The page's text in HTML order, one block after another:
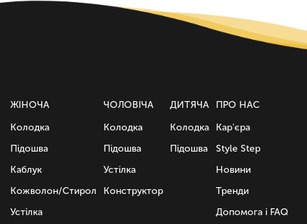
ЖІНОЧА
Колодка
Підошва
Каблук
Кожволон/Стирол
Устілка
ЧОЛОВІЧА
Колодка
Підошва
Устілка
Конструктор
ДИТЯЧА
Колодка
Підошва
ПРО НАС
Кар'єра
Style Step
Новини
Тренди
Допомога і FAQ